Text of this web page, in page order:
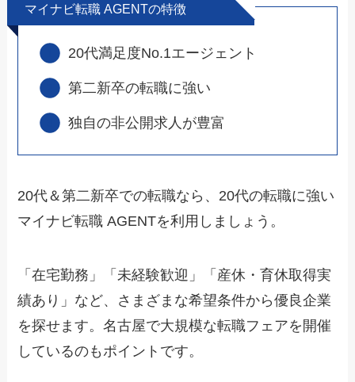
マイナビ転職 AGENTの特徴
20代満足度No.1エージェント
第二新卒の転職に強い
独自の非公開求人が豊富
20代＆第二新卒での転職なら、20代の転職に強い
マイナビ転職 AGENTを利用しましょう。
「在宅勤務」「未経験歓迎」「産休・育休取得実
績あり」など、さまざまな希望条件から優良企業
を探せます。名古屋で大規模な転職フェアを開催
しているのもポイントです。